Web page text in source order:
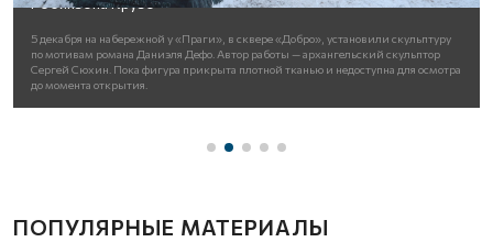
5 декабря на набережной у «Праги», в сквере «Добро», установили скульптуру
по мотивам романа Даниэля Дефо. Автор работы — архангельский скульптор
Сергей Сюхин. Пока фигура прикрыта плотной тканью и недоступна для осмотра
до момента открытия.
ПОПУЛЯРНЫЕ МАТЕРИАЛЫ